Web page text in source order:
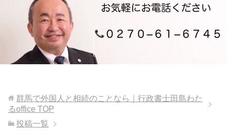
群馬で外国人と相続のことなら｜行政書士田島わた
るoffice TOP
投稿一覧